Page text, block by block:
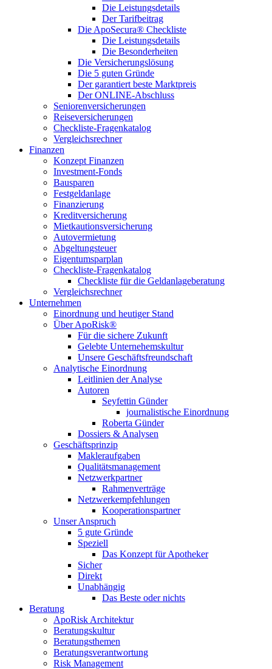
Die Leistungsdetails
Der Tarifbeitrag
Die ApoSecura® Checkliste
Die Leistungsdetails
Die Besonderheiten
Die Versicherungslösung
Die 5 guten Gründe
Der garantiert beste Marktpreis
Der ONLINE-Abschluss
Seniorenversicherungen
Reiseversicherungen
Checkliste-Fragenkatalog
Vergleichsrechner
Finanzen
Konzept Finanzen
Investment-Fonds
Bausparen
Festgeldanlage
Finanzierung
Kreditversicherung
Mietkautionsversicherung
Autovermietung
Abgeltungsteuer
Eigentumsparplan
Checkliste-Fragenkatalog
Checkliste für die Geldanlageberatung
Vergleichsrechner
Unternehmen
Einordnung und heutiger Stand
Über ApoRisk®
Für die sichere Zukunft
Gelebte Unternehemskultur
Unsere Geschäftsfreundschaft
Analytische Einordnung
Leitlinien der Analyse
Autoren
Seyfettin Günder
journalistische Einordnung
Roberta Günder
Dossiers & Analysen
Geschäftsprinzip
Makleraufgaben
Qualitätsmanagement
Netzwerkpartner
Rahmenverträge
Netzwerkempfehlungen
Kooperationspartner
Unser Anspruch
5 gute Gründe
Speziell
Das Konzept für Apotheker
Sicher
Direkt
Unabhängig
Das Beste oder nichts
Beratung
ApoRisk Architektur
Beratungskultur
Beratungsthemen
Beratungsverantwortung
Risk Management